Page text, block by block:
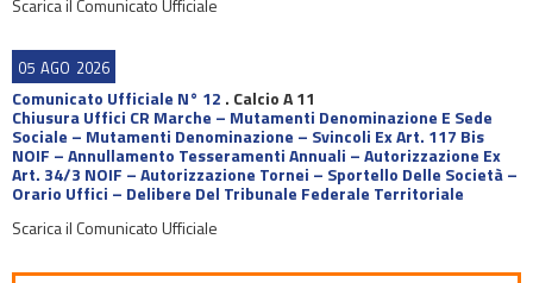
Scarica il Comunicato Ufficiale
05 AGO 2026
Comunicato Ufficiale N° 12 . Calcio A 11
Chiusura Uffici CR Marche – Mutamenti Denominazione E Sede
Sociale – Mutamenti Denominazione – Svincoli Ex Art. 117 Bis
NOIF – Annullamento Tesseramenti Annuali – Autorizzazione Ex
Art. 34/3 NOIF – Autorizzazione Tornei – Sportello Delle Società –
Orario Uffici – Delibere Del Tribunale Federale Territoriale
Scarica il Comunicato Ufficiale